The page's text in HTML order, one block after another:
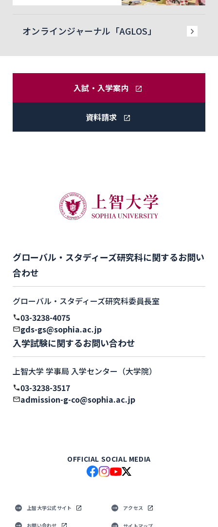
オンラインジャーナル「AGLOS」
入試・入学案内
資料請求
グローバル・スタディーズ研究科に関するお問い
合わせ
グローバル・スタディーズ研究科委員長室
03-3238-4075
gds-gs@sophia.ac.jp
入学試験に関するお問い合わせ
上智大学 学事局 入学センター（大学院）
03-3238-3517
admission-g-co@sophia.ac.jp
OFFICIAL SOCIAL MEDIA
上智大学公式サイト アクセス
お問い合わせ